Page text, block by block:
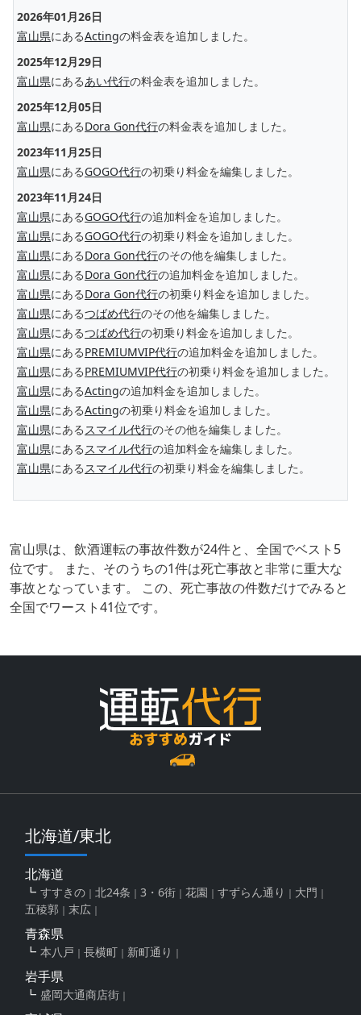
2026年01月26日
富山県にあるActingの料金表を追加しました。
2025年12月29日
富山県にあるあい代行の料金表を追加しました。
2025年12月05日
富山県にあるDora Gon代行の料金表を追加しました。
2023年11月25日
富山県にあるGOGO代行の初乗り料金を編集しました。
2023年11月24日
富山県にあるGOGO代行の追加料金を追加しました。
富山県にあるGOGO代行の初乗り料金を追加しました。
富山県にあるDora Gon代行のその他を編集しました。
富山県にあるDora Gon代行の追加料金を追加しました。
富山県にあるDora Gon代行の初乗り料金を追加しました。
富山県にあるつばめ代行のその他を編集しました。
富山県にあるつばめ代行の初乗り料金を追加しました。
富山県にあるPREMIUMVIP代行の追加料金を追加しました。
富山県にあるPREMIUMVIP代行の初乗り料金を追加しました。
富山県にあるActingの追加料金を追加しました。
富山県にあるActingの初乗り料金を追加しました。
富山県にある スマイル代行のその他を編集しました。
富山県にある スマイル代行の追加料金を編集しました。
富山県にある スマイル代行の初乗り料金を編集しました。
富山県は、飲酒運転の事故件数が24件と、全国でベスト5
位です。 また、そのうちの1件は死亡事故と非常に重大な
事故となっています。 この、死亡事故の件数だけでみると
全国でワースト41位です。
北海道/東北
北海道
すすきの 北24条 3・6街 花園 すずらん通り
大門
五稜郭
末広
青森県
本八戸 長横町 新町通り
岩手県
盛岡大通商店街